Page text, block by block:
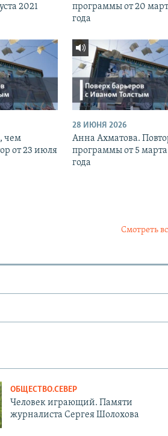
2021
программы от 20
года
чем
от 23 июля
28 ИЮНЯ 2026
Анна Ахматова.
программы от 5
года
Смотреть
ОБЩЕСТВО.СЕВЕР
Человек играющий. Памяти
журналиста Сергея Шолохова